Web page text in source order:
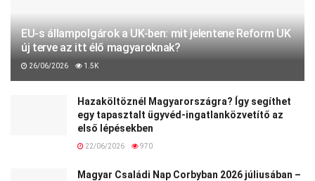
EU-s állampolgárok a UK-ben: mit jelentene Reform UK
új terve az itt élő magyaroknak?
26/06/2026 1.5K
Hazaköltöznél Magyarországra? Így segíthet
egy tapasztalt ügyvéd-ingatlanközvetítő az
első lépésekben
22/06/2026 970
Magyar Családi Nap Corbyban 2026 júliusában –